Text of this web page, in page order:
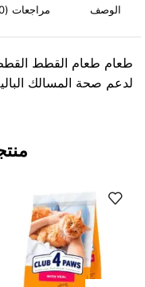
الوصف مراجعات (0)
طعام طعام القطط
لدعم صحة المسالك